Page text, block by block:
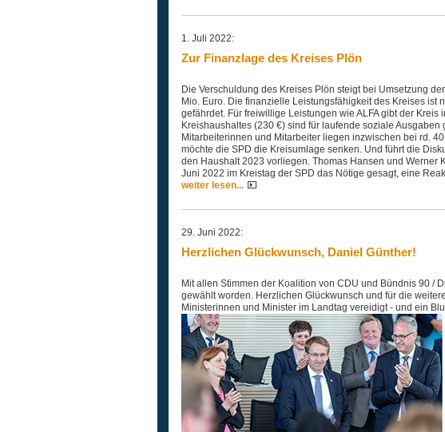
1. Juli 2022:
Zur Finanzlage des Kreises Plön
Die Verschuldung des Kreises Plön steigt bei Umsetzung
Mio. Euro. Die finanzielle Leistungsfähigkeit des Kreises ist
gefährdet. Für freiwillige Leistungen wie ALFA gibt der Kreis
Kreishaushaltes (230 €) sind für laufende soziale
Mitarbeiterinnen und Mitarbeiter liegen inzwischen bei rd.
möchte die SPD die Kreisumlage senken. Und führt die
den Haushalt 2023 vorliegen. Thomas Hansen und Werner
Juni 2022 im Kreistag der SPD das Nötige gesagt, eine
weiter lesen...
29. Juni 2022:
Herzlichen Glückwunsch, Daniel Günther!
Mit allen Stimmen der Koalition von CDU und Bündnis 90 /
gewählt worden. Herzlichen Glückwunsch und für die
Ministerinnen und Minister im Landtag vereidigt - und ein